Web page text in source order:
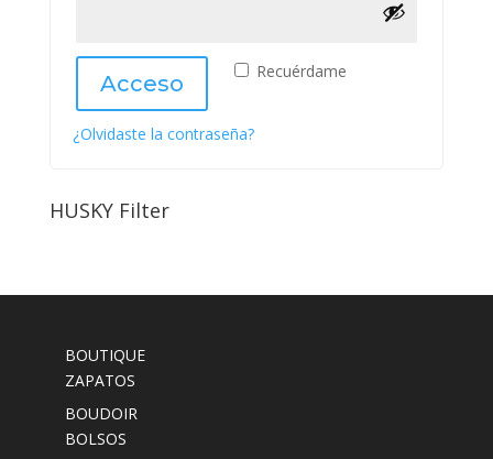
Recuérdame
Acceso
¿Olvidaste la contraseña?
HUSKY Filter
BOUTIQUE
ZAPATOS
BOUDOIR
BOLSOS